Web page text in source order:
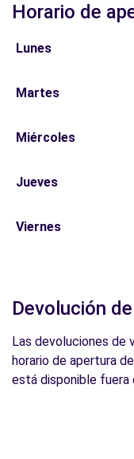
Horario de
Lunes
Martes
Miércoles
Jueves
Viernes
Devolución
Las devoluciones de
horario de apertura
está disponible fuera